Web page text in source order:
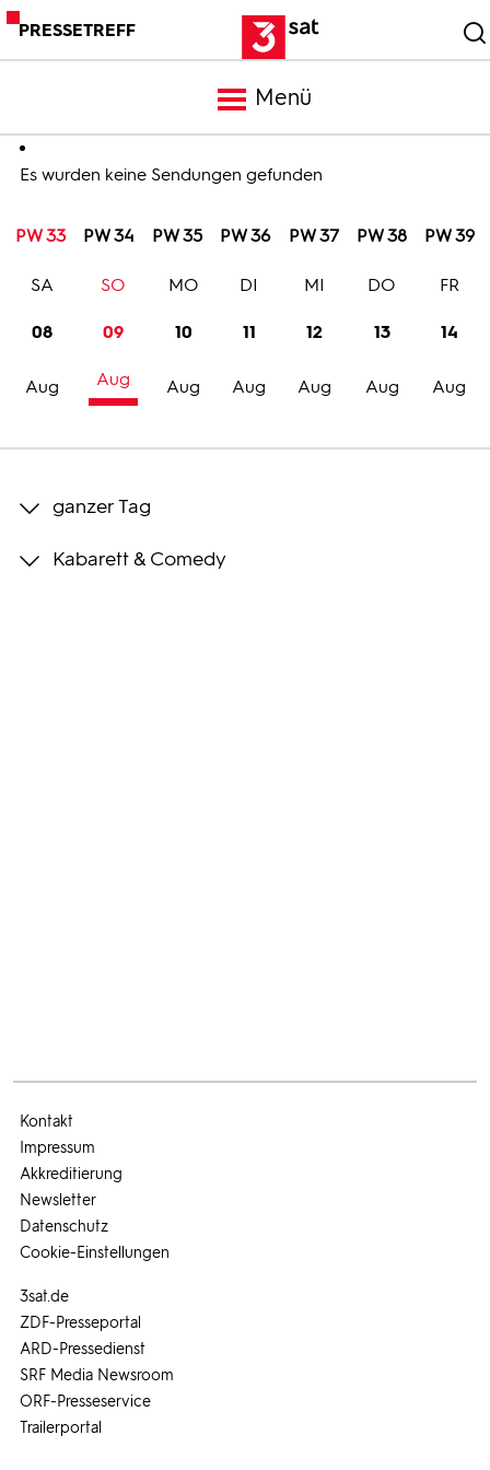
PRESSETREFF
Menü
Meldungen
Programm
Trailer
Bilder
Es wurden keine Sendungen gefunden
PW 33 PW 34 PW 35 PW 36 PW 37 PW 38 PW 39
08
Aug
SA
09
Aug
SO
10
Aug
MO
11
Aug
DI
12
Aug
MI
13
Aug
DO
14
Aug
FR
ganzer Tag
Kabarett & Comedy
3sat.de
ZDF-Presseportal
ARD-Pressedienst
SRF Media Newsroom
ORF-Presseservice
Trailerportal
Kontakt
Impressum
Akkreditierung
Newsletter
Datenschutz
Cookie-Einstellungen